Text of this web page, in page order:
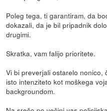
Poleg tega, ti garantiram, da
dokazali, da je bil pripadnik
drugimi.
Skratka, vam falijo prioritete.
Vi bi preverjali ostarelo nonico,
isto intenziteto kot moškega
backgroundom.